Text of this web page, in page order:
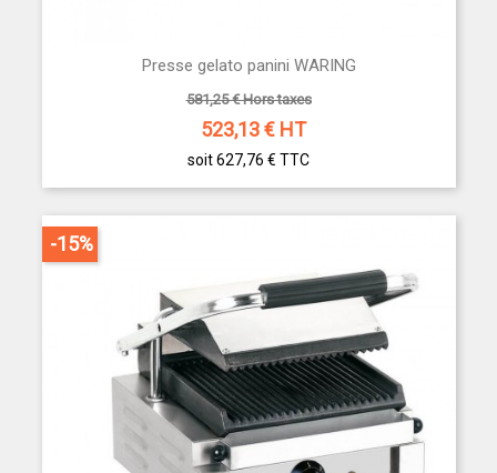
Presse gelato panini WARING
581,25 € Hors taxes
523,13€ HT
soit 627,76 € TTC
-15%